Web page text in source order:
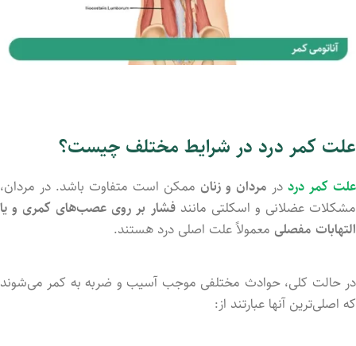
علت کمر درد در شرایط مختلف چیست؟
علت کمر درد در مردان و زنان ممکن است متفاوت باشد. در مردان،
مشکلات عضلانی و اسکلتی مانندفشار بر روی عصب‌های کمری و یا
التهابات مفصلی معمولاً علت اصلی درد هستند.
در حالت کلی، حوادث مختلفی موجب آسیب و ضربه به کمر می‌شوند
که اصلی‌ترین آن­ها عبارتند از: